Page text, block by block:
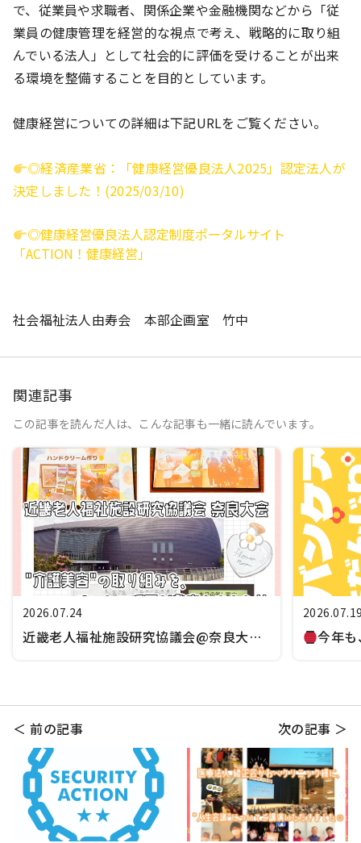
で、従業員や求職者、関係企業や金融機関などから「従
業員の健康管理を経営的な視点で考え、戦略的に取り組
んでいる法人」として社会的に評価を受けることが出来
る環境を整備することを目的としています。
健康経営についての詳細は下記URLをご覧ください。
◎経済産業省：「健康経営優良法人2025」認定法人が
決定しました！(2025/03/10)
◎健康経営優良法人認定制度ポータルサイト
「ACTION！健康経営」
社会福祉法人由寿会 本部企画室 竹中
関連記事
この記事を読んだ人は、こんな記事も一緒に読んでいます。
2026.07.24
近畿老人福祉施設研究協議会@奈良大会 今年
＜ 前の記事 次の記事 ＞